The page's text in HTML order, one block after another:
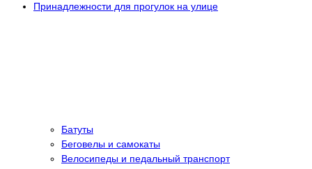
Принадлежности для прогулок на улице
Батуты
Беговелы и самокаты
Велосипеды и педальный транспорт